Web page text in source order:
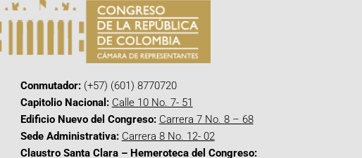
Conmutador:(+57) (601) 8770720
Capitolio Nacional: Calle 10 No. 7- 51
Edificio Nuevo del Congreso: Carrera 7 No. 8 – 68
Sede Administrativa: Carrera 8 No. 12- 02
Claustro Santa Clara – Hemeroteca del Congreso: